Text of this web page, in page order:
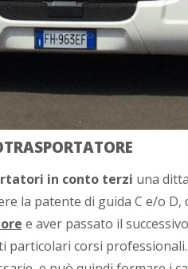
in conto terzi una
la patente di guida C e/o D,
e aver passato il
corsi professionali.